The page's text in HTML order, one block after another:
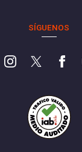
SÍGUENOS